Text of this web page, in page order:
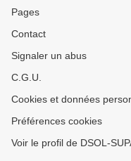
Pages
Contact
Signaler un abus
C.G.U.
Cookies et données
Préférences cookies
Voir le profil de DSOL-